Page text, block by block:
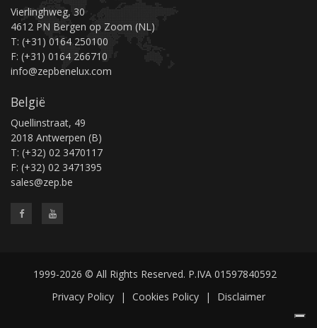
Vierlinghweg, 30
4612 PN Bergen op Zoom (NL)
T: (+31) 0164 250100
F: (+31) 0164 266710
info@zepbenelux.com
België
Quellinstraat, 49
2018 Antwerpen (B)
T: (+32) 02 3470117
F: (+32) 02 3471395
sales@zep.be
1999-2026 © All Rights Reserved. P.IVA 01597840592
Privacy Policy
| Cookies Policy | Disclaimer